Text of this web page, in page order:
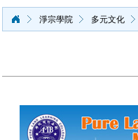
淨宗學院 多元文化